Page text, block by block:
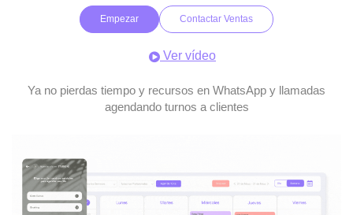
Empezar Contactar Ventas
Ver vídeo
Ya no pierdas tiempo y recursos en WhatsApp y llamadas
agendando turnos a clientes